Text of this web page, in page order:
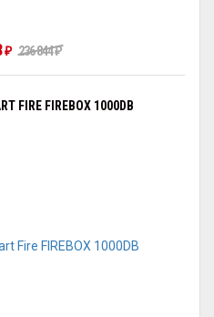
₽ 236 844₽
FIRE FIREBOX 1000DB